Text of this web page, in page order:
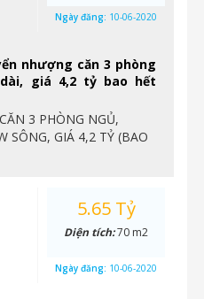
nhượng căn 3 phòng
giá 4,2 tỷ bao hết
3 PHÒNG NGỦ,
SÔNG, GIÁ 4,2 TỶ (BAO
Ngày đăng: 10-06-2020
5.65 Tỷ
Diện tích:70 m2
Ngày đăng: 10-06-2020